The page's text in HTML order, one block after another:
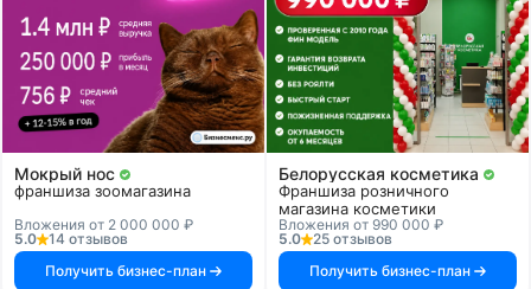
Мокрый нос
франшиза зоомагазина
Вложения от 2 000 000 ₽
5.0
14 отзывов
Получить бизнес-план
Белорусская косметика
Франшиза розничного
магазина косметики
Вложения от 990 000 ₽
5.0
25 отзывов
Получить бизнес-план